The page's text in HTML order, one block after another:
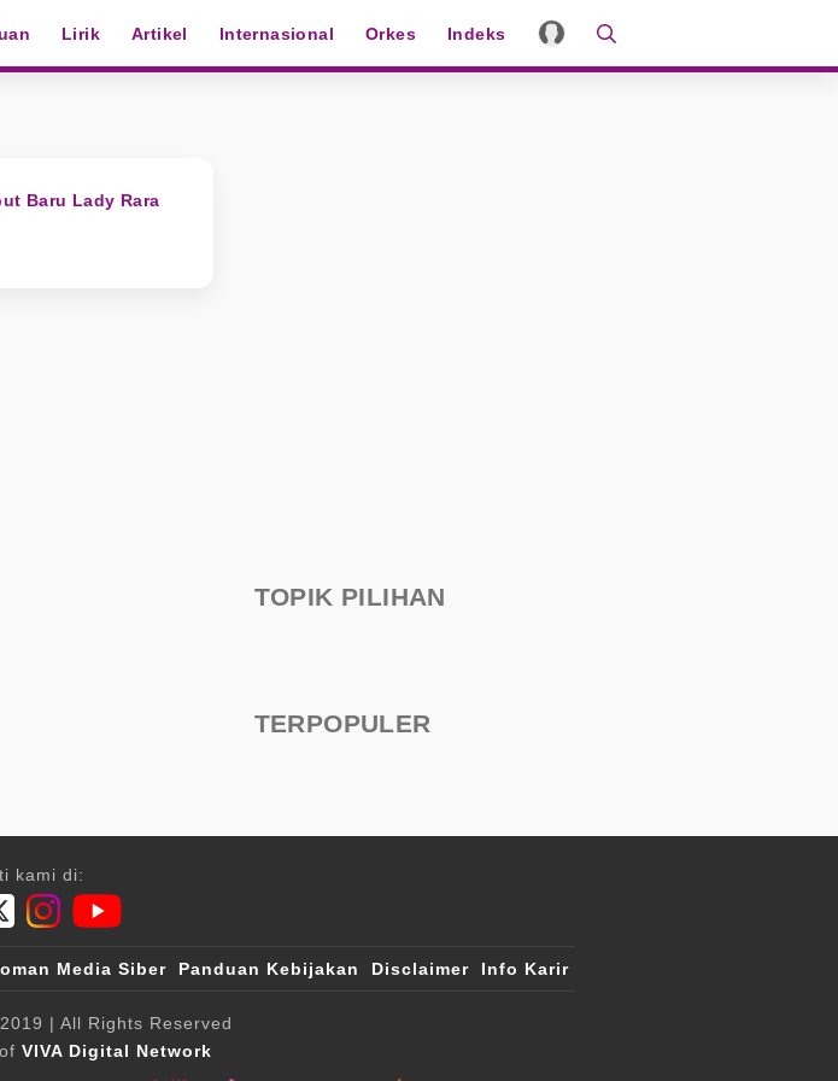
Lirik Artikel Internasional Orkes Indeks
Baru Lady Rara
TOPIK PILIHAN
TERPOPULER
kami di:
Media Siber Panduan Kebijakan Disclaimer Info Karir
| All Rights Reserved
VIVA Digital Network